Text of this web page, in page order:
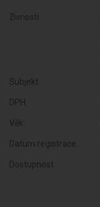
Živnosti:
Subjekt:
DPH:
Věk:
Datum registrace:
Dostupnost: